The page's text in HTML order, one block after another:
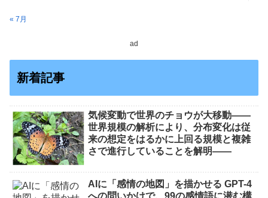
« 7月
ad
新着記事
気候変動で世界のチョウが大移動――
世界規模の解析により、分布変化は従
来の想定をはるかに上回る規模と複雑
さで進行していることを解明――
AIに「感情の地図」を描かせる GPT-4
への問いかけで、99の感情語に潜む構